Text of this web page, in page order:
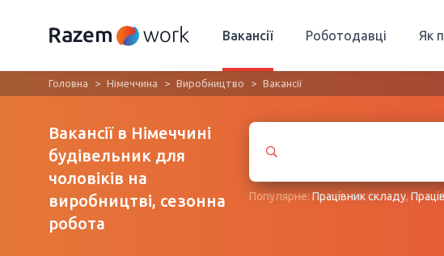
Вакансії Роботодавці Як
Головна Німеччина Виробництво Вакансії
Вакансії в Німеччині
будівельник для
чоловіків на
виробництві, сезонна
робота
Популярне:Працівник складу,